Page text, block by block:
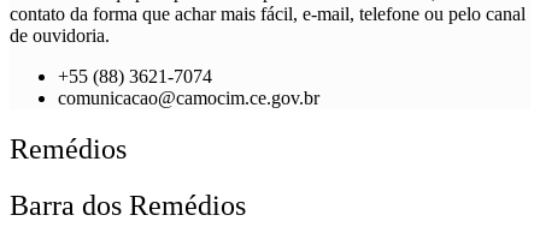
contato da forma que achar mais fácil, e-mail, telefone ou pelo canal
de ouvidoria.
+55 (88) 3621-7074
comunicacao@camocim.ce.gov.br
Remédios
Barra dos Remédios